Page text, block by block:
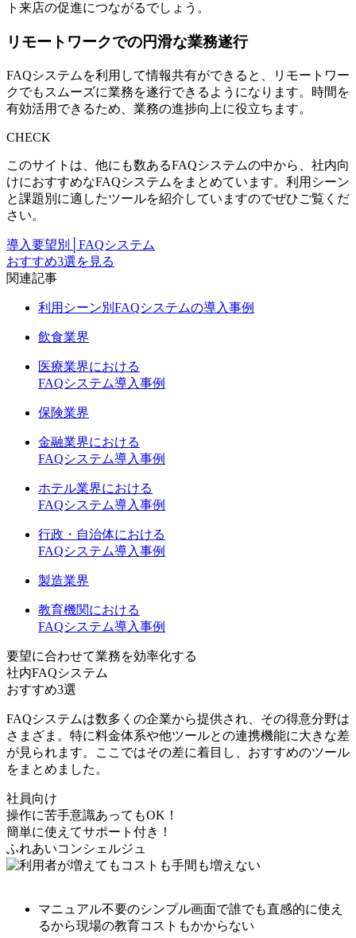
ト来店の促進につながるでしょう。
リモートワークでの円滑な業務遂行
FAQシステムを利用して情報共有ができると、
リモートワー
クでもスムーズに業務を遂行できる ようになります。時間を
有効活用できるため、業務の進捗向上に役立ちます。
CHECK
このサイトは、他にも数あるFAQシステムの中から、社内向
けにおすすめなFAQシステムをまとめています。利用シーン
と課題別に適したツールを紹介していますのでぜひご覧くだ
さい。
導入要望別│FAQシステム
おすすめ3選を見る
関連記事
利用シーン別FAQシステムの導入事例
飲食業界
医療業界における
FAQシステム導入事例
保険業界
金融業界における
FAQシステム導入事例
ホテル業界における
FAQシステム導入事例
行政・自治体における
FAQシステム導入事例
製造業界
教育機関における
FAQシステム導入事例
要望に合わせて業務を効率化する
社内FAQシステム
おすすめ3選
FAQシステムは数多くの企業から提供され、その得意分野は
さまざま。特に料金体系や他ツールとの連携機能に大きな差
が見られます。ここではその差に着目し、おすすめのツール
をまとめました。
社員向け
操作に苦手意識あってもOK！
簡単に使えてサポート付き！
ふれあいコンシェルジュ
マニュアル不要のシンプル画面で誰でも直感的に使え
るから現場の教育コストもかからない